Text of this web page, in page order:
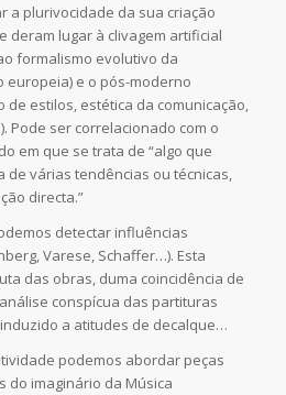
a plurivocidade da sua criação
deram lugar à clivagem artificial
formalismo evolutivo da
europeia) e o pós-moderno
de estilos, estética da comunicação,
Pode ser correlacionado com o
em que se trata de “algo que
de várias tendências ou técnicas,
directa.”
detectar influências
Varese, Schaffer…). Esta
das obras, duma coincidência de
conspícua das partituras
a atitudes de decalque…
podemos abordar peças
do imaginário da Música